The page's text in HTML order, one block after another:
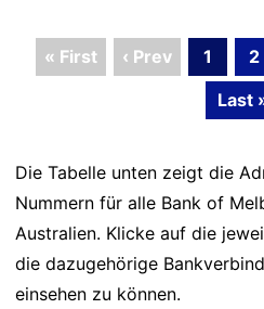
« First ‹ Prev 1 2
Last
Die Tabelle unten zeigt die
Nummern für alle Bank of
Australien. Klicke auf die
die dazugehörige
einsehen zu können.